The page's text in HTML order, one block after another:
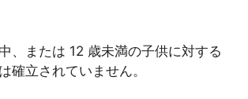
、または 12 歳未満の子供に対する
確立されていません。